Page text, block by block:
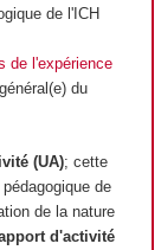
de l'ICH
de l'expérience
du
(UA); cette
de
de la nature
d'activité